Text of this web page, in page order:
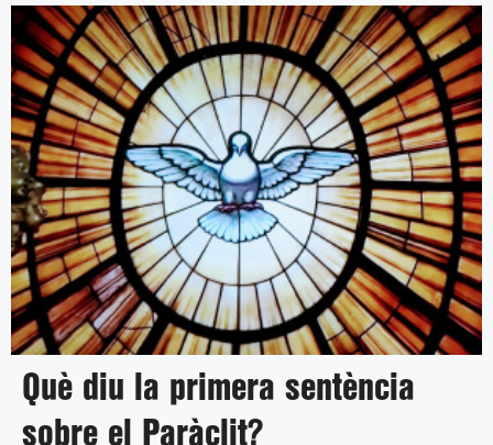
Què diu la primera sentència
sobre el Paràclit?